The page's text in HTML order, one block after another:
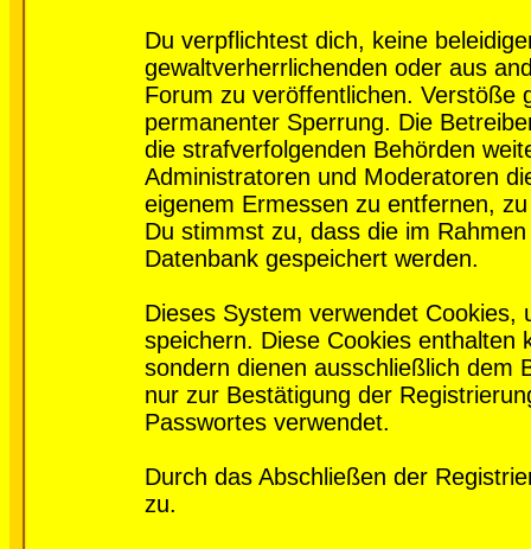
Du verpflichtest dich, keine
gewaltverherrlichenden oder aus
Forum zu veröffentlichen. Verstöße
permanenter Sperrung. Die
die strafverfolgenden Behörden
Administratoren und Moderatoren
eigenem Ermessen zu entfernen,
Du stimmst zu, dass die im
Datenbank gespeichert werden.
Dieses System verwendet
speichern. Diese Cookies enthalten
sondern dienen ausschließlich dem
nur zur Bestätigung der
Passwortes verwendet.
Durch das Abschließen der
zu.